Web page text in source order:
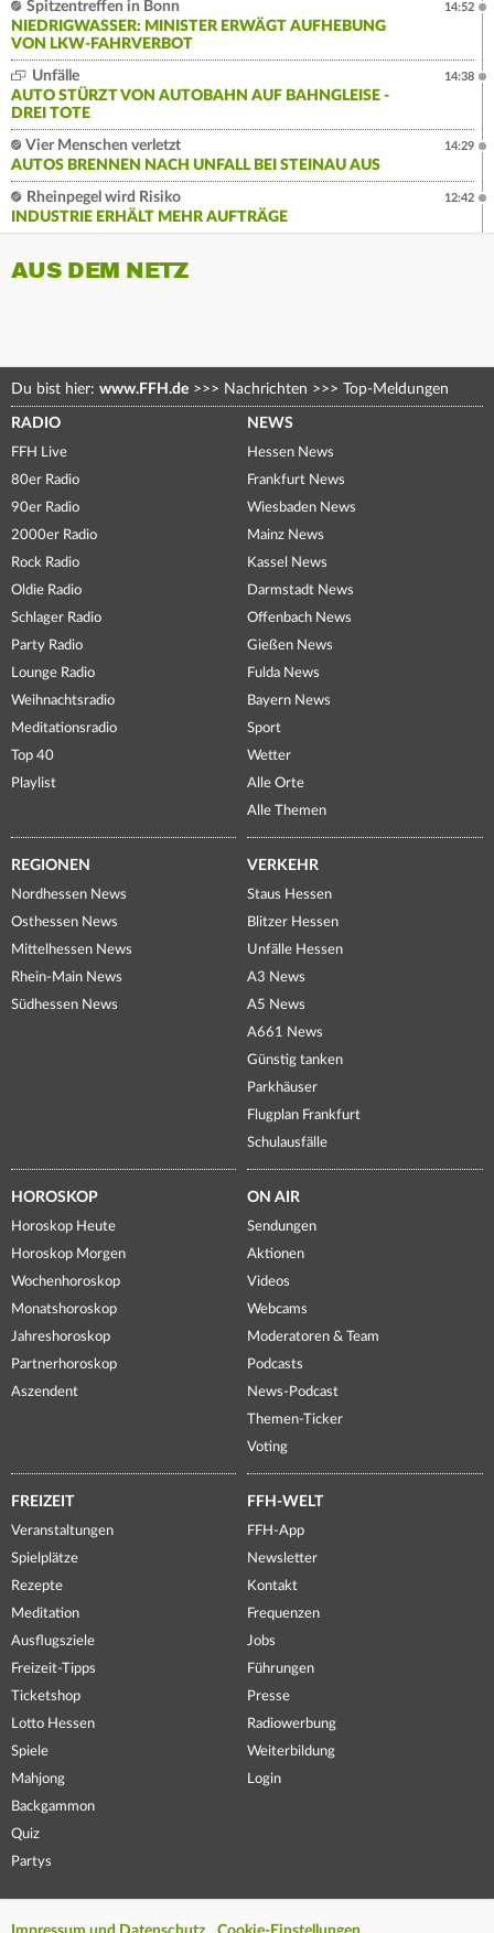
Spitzentreffen in Bonn
NIEDRIGWASSER: MINISTER ERWÄGT AUFHEBUNG
VON LKW-FAHRVERBOT
14:52
Unfälle
AUTO STÜRZT VON AUTOBAHN AUF BAHNGLEISE -
DREI TOTE
14:38
Vier Menschen verletzt
AUTOS BRENNEN NACH UNFALL BEI STEINAU AUS
14:29
Rheinpegel wird Risiko
INDUSTRIE ERHÄLT MEHR AUFTRÄGE
12:42
AUS DEM NETZ
Du bist hier: www.FFH.de >>> Nachrichten >>> Top-Meldungen
RADIO
FFH Live
80er Radio
90er Radio
2000er Radio
Rock Radio
Oldie Radio
Schlager Radio
Party Radio
Lounge Radio
Weihnachtsradio
Meditationsradio
Top 40
Playlist
NEWS
Hessen News
Frankfurt News
Wiesbaden News
Mainz News
Kassel News
Darmstadt News
Offenbach News
Gießen News
Fulda News
Bayern News
Sport
Wetter
Alle Orte
Alle Themen
REGIONEN
Nordhessen News
Osthessen News
Mittelhessen News
Rhein-Main News
Südhessen News
VERKEHR
Staus Hessen
Blitzer Hessen
Unfälle Hessen
A3 News
A5 News
A661 News
Günstig tanken
Parkhäuser
Flugplan Frankfurt
Schulausfälle
HOROSKOP
Horoskop Heute
Horoskop Morgen
Wochenhoroskop
Monatshoroskop
Jahreshoroskop
Partnerhoroskop
Aszendent
ON AIR
Sendungen
Aktionen
Videos
Webcams
Moderatoren & Team
Podcasts
News-Podcast
Themen-Ticker
Voting
FREIZEIT
Veranstaltungen
Spielplätze
Rezepte
Meditation
Ausflugsziele
Freizeit-Tipps
Ticketshop
Lotto Hessen
Spiele
Mahjong
Backgammon
Quiz
Partys
FFH-WELT
FFH-App
Newsletter
Kontakt
Frequenzen
Jobs
Führungen
Presse
Radiowerbung
Weiterbildung
Login